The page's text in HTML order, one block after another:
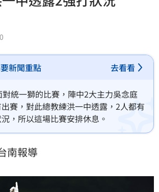
新聞重點 去看看
統一獅的比賽，陣中2大主力吳念庭
賽，對此總教練洪一中透露，2人都有
，所以這場比賽安排休息。
南報導